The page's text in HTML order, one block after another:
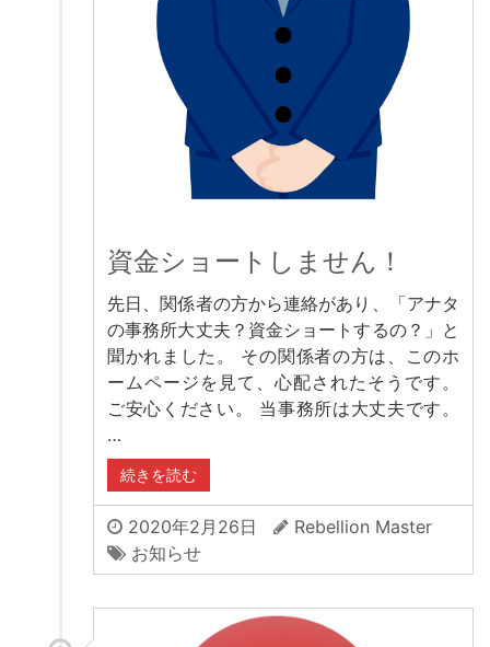
資金ショートしません！
先日、関係者の方から連絡があり、「アナタ
の事務所大丈夫？資金ショートするの？」と
聞かれました。 その関係者の方は、このホ
ームページを見て、心配されたそうです。
ご安心ください。 当事務所は大丈夫です。
…
続きを読む
2020年2月26日
Rebellion Master
お知らせ